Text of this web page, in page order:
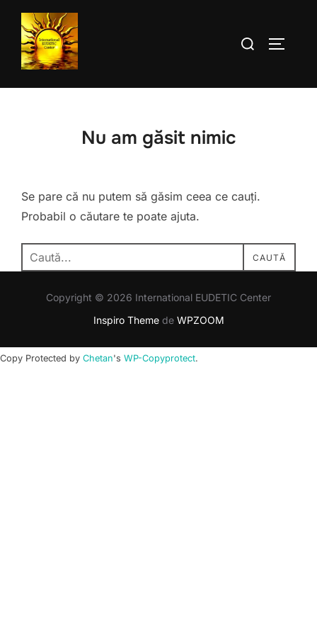
conținut
Caută
Nu am găsit nimic
Se pare că nu putem să găsim ceea ce cauți.
Probabil o căutare te poate ajuta.
Caută
după:
CAUTĂ
Copyright © 2026 International EUDETIC Center
Inspiro Themede WPZOOM
Copy Protected by Chetan's WP-Copyprotect.